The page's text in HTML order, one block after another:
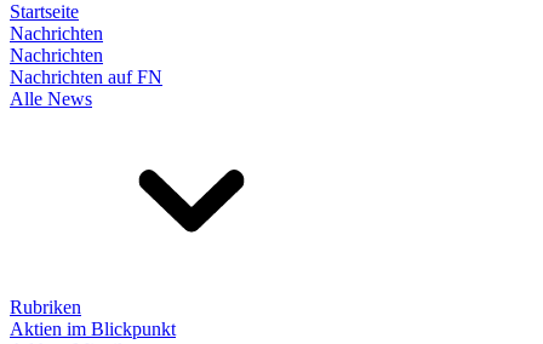
Startseite
Nachrichten
Nachrichten
Nachrichten auf FN
Alle News
Rubriken
Aktien im Blickpunkt